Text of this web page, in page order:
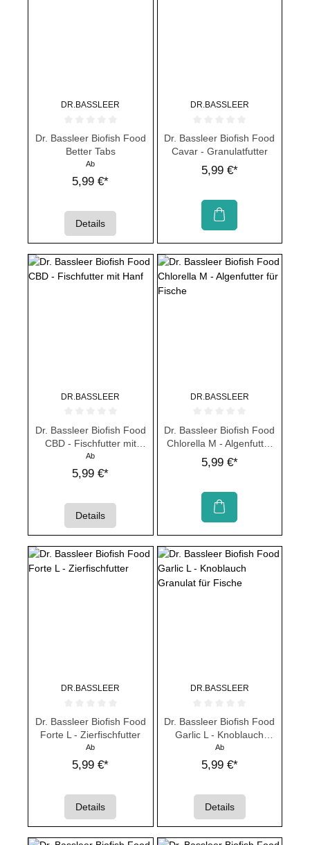
DR.BASSLEER
Durchschnittliche Bewertung von 0 von 5 Sternen
Dr. Bassleer Biofish Food
Better Tabs
Ab
5,99 €*
Details
DR.BASSLEER
Durchschnittliche Bewertung von
Dr. Bassleer Biofish Food
Cavar - Granulatfutter
5,99 €*
DR.BASSLEER
Durchschnittliche Bewertung von 0 von 5 Sternen
Dr. Bassleer Biofish Food
CBD - Fischfutter mit
Hanf
Ab
5,99 €*
Details
DR.BASSLEER
Durchschnittliche Bewertung von
Dr. Bassleer Biofish Food
Chlorella M - Algenfutter
für Fische
5,99 €*
DR.BASSLEER
Durchschnittliche Bewertung von 0 von 5 Sternen
Dr. Bassleer Biofish Food
Forte L - Zierfischfutter
Ab
5,99 €*
Details
DR.BASSLEER
Durchschnittliche Bewertung von
Dr. Bassleer Biofish Food
Garlic L - Knoblauch
Granulat für Fische
Ab
5,99 €*
Details